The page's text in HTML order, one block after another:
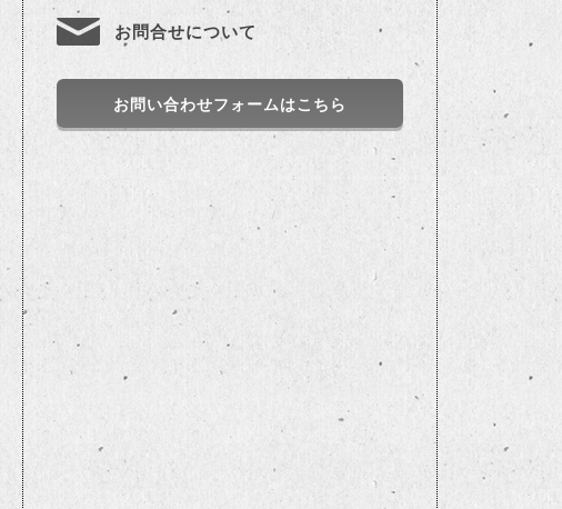
お問合せについて
お問い合わせフォームはこちら